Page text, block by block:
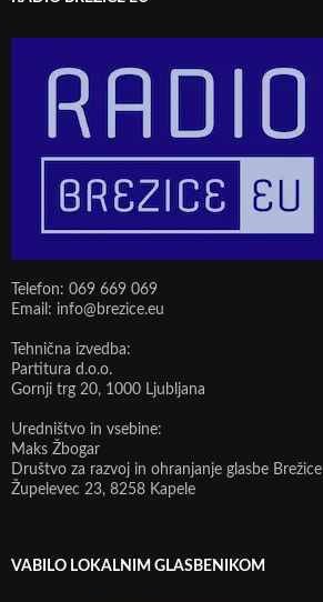
Telefon: 069 669 069
Email: info@brezice.eu
Tehnična izvedba:
Partitura d.o.o.
Gornji trg 20, 1000 Ljubljana
Uredništvo in vsebine:
Maks Žbogar
Društvo za razvoj in ohranjanje glasbe Brežice
Župelevec 23, 8258 Kapele
VABILO LOKALNIM GLASBENIKOM